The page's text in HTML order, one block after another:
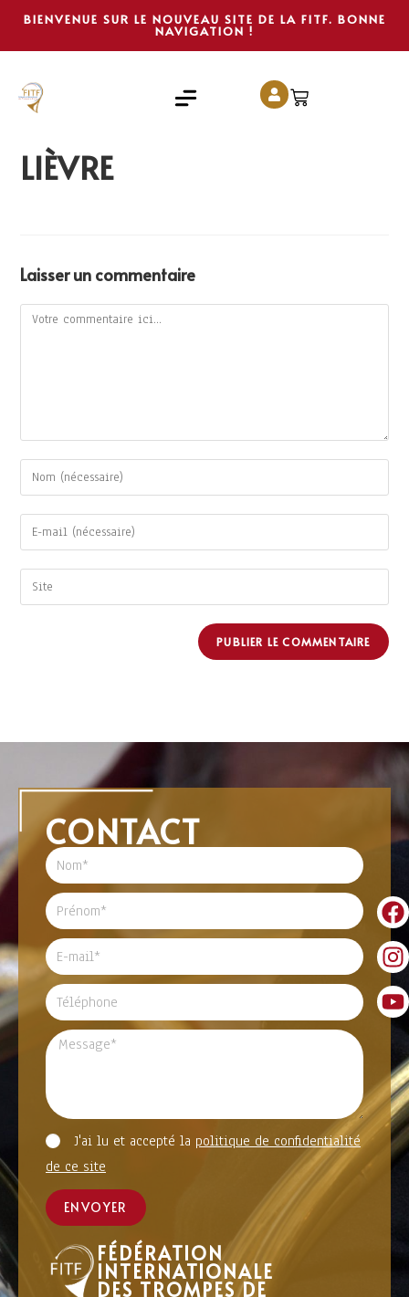
BIENVENUE SUR LE NOUVEAU SITE DE LA FITF. BONNE
NAVIGATION !
LIÈVRE
Laisser un commentaire
CONTACT
J'ai lu et accepté la politique de confidentialité
de ce site
ENVOYER
FÉDÉRATION
INTERNATIONALE
DES TROMPES DE